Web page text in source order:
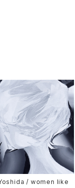
/ women like